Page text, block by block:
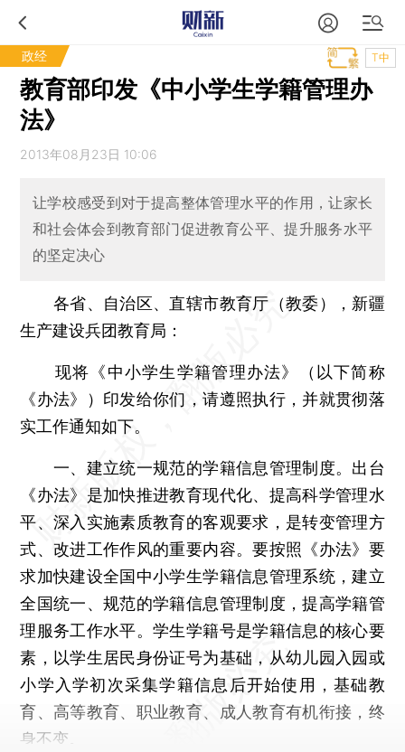
政经 T中
教育部印发《中小学生学籍管理办
法》
2013年08月23日 10:06
让学校感受到对于提高整体管理水平的作用，让家长
和社会体会到教育部门促进教育公平、提升服务水平
的坚定决心
各省、自治区、直辖市教育厅（教委），新疆
生产建设兵团教育局：
现将《中小学生学籍管理办法》（以下简称
《办法》）印发给你们，请遵照执行，并就贯彻落
实工作通知如下。
一、建立统一规范的学籍信息管理制度。出台
《办法》是加快推进教育现代化、提高科学管理水
平、深入实施素质教育的客观要求，是转变管理方
式、改进工作作风的重要内容。要按照《办法》要
求加快建设全国中小学生学籍信息管理系统，建立
全国统一、规范的学籍信息管理制度，提高学籍管
理服务工作水平。学生学籍号是学籍信息的核心要
素，以学生居民身份证号为基础，从幼儿园入园或
小学入学初次采集学籍信息后开始使用，基础教
育、高等教育、职业教育、成人教育有机衔接，终
身不变。